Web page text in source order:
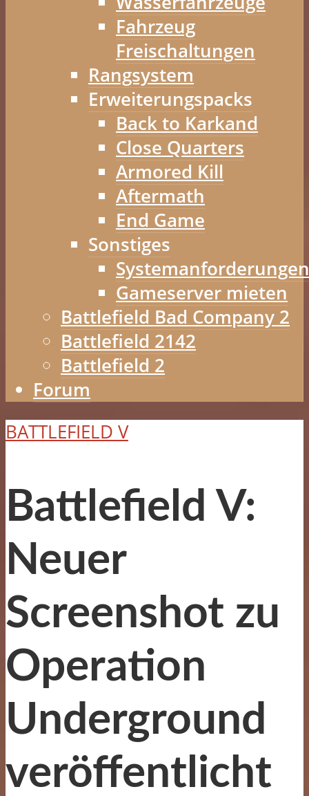
Fahrzeug
Freischaltungen
Rangsystem
Erweiterungspacks
Back to Karkand
Close Quarters
Armored Kill
Aftermath
End Game
Sonstiges
Systemanforderungen
Gameserver mieten
Battlefield Bad Company 2
Battlefield 2142
Battlefield 2
Forum
BATTLEFIELD V
Battlefield V:
Neuer
Screenshot zu
Operation
Underground
veröffentlicht